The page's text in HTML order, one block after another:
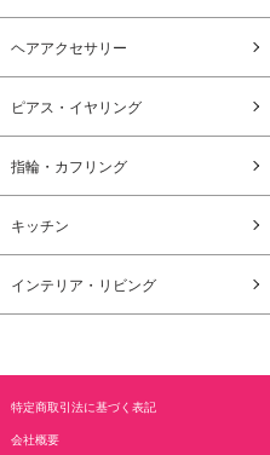
ヘアアクセサリー
ピアス・イヤリング
指輪・カフリング
キッチン
インテリア・リビング
特定商取引法に基づく表記
会社概要